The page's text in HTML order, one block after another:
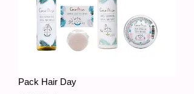
Pack Hair Day